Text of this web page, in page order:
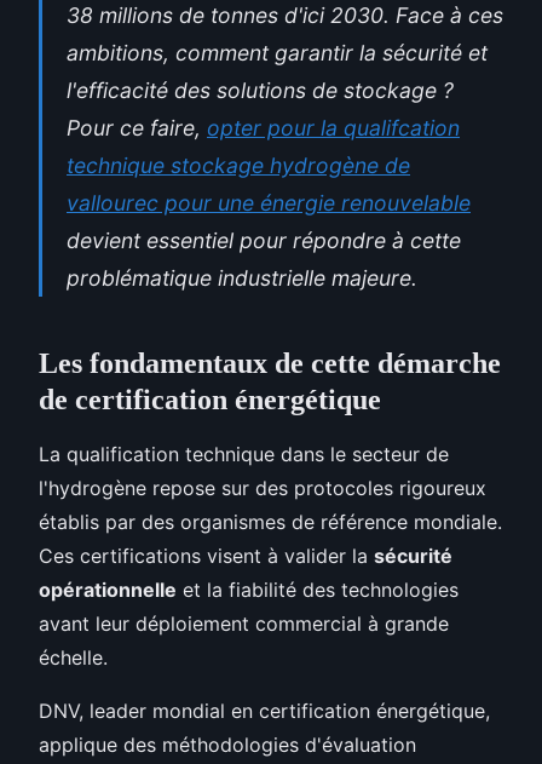
38 millions de tonnes d'ici 2030. Face à ces
ambitions, comment garantir la sécurité et
l'efficacité des solutions de stockage ?
Pour ce faire, opter pour la qualifcation
technique stockage hydrogène de
vallourec pour une énergie renouvelable
devient essentiel pour répondre à cette
problématique industrielle majeure.
Les fondamentaux de cette démarche
de certification énergétique
La qualification technique dans le secteur de
l'hydrogène repose sur des protocoles rigoureux
établis par des organismes de référence mondiale.
Ces certifications visent à valider la sécurité
opérationnelle et la fiabilité des technologies
avant leur déploiement commercial à grande
échelle.
DNV, leader mondial en certification énergétique,
applique des méthodologies d'évaluation